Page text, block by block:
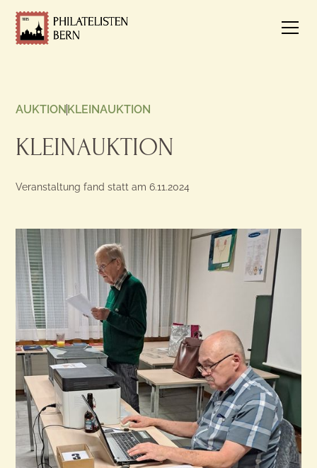
AUKTIONKLEINAUKTION
KLEINAUKTION
Veranstaltung fand statt am 6.11.2024